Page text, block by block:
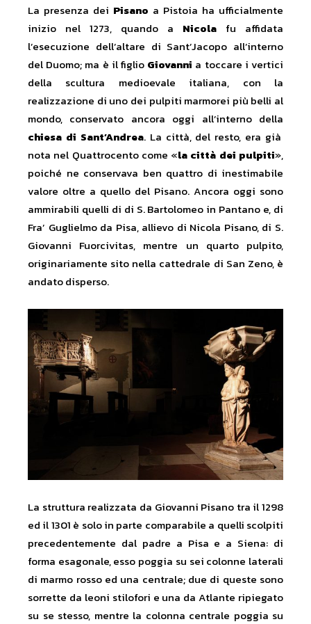
La presenza dei Pisano a Pistoia ha ufficialmente
inizio nel 1273, quando a Nicola fu affidata
l’esecuzione dell’altare di Sant’Jacopo all’interno
del Duomo; ma è il figlio Giovanni a toccare i vertici
della scultura medioevale italiana, con la
realizzazione di uno dei pulpiti marmorei più belli al
mondo, conservato ancora oggi all’interno della
chiesa di Sant’Andrea. La città, del resto, era già
nota nel Quattrocento come «la città dei pulpiti»,
poiché ne conservava ben quattro di inestimabile
valore oltre a quello del Pisano. Ancora oggi sono
ammirabili quelli di di S. Bartolomeo in Pantano e, di
Fra’ Guglielmo da Pisa, allievo di Nicola Pisano, di S.
Giovanni Fuorcivitas, mentre un quarto pulpito,
originariamente sito nella cattedrale di San Zeno, è
andato disperso.
La struttura realizzata da Giovanni Pisano tra il 1298
ed il 1301 è solo in parte comparabile a quelli scolpiti
precedentemente dal padre a Pisa e a Siena: di
forma esagonale, esso poggia su sei colonne laterali
di marmo rosso ed una centrale; due di queste sono
sorrette da leoni stilofori e una da Atlante ripiegato
su se stesso, mentre la colonna centrale poggia su